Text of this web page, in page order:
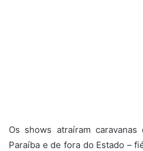
Os shows atraíram
Paraíba e de fora do Estado –